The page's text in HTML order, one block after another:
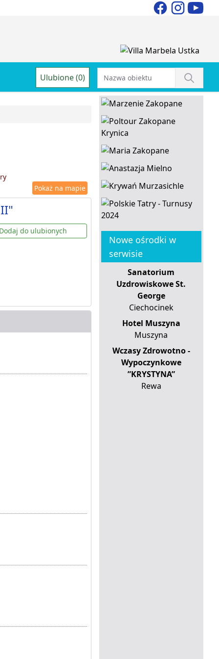
Ulubione (0)
Pokaż na mapie
Dodaj do ulubionych
Nowe ośrodki w
serwisie
Sanatorium
Uzdrowiskowe St.
George
Ciechocinek
Hotel Muszyna
Muszyna
Wczasy Zdrowotno -
Wypoczynkowe
”KRYSTYNA”
Rewa